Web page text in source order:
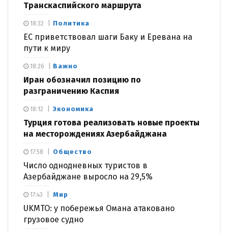
Транскаспийского маршрута
Политика
ЕС приветствовал шаги Баку и Еревана на
пути к миру
18:32
Важно
Иран обозначил позицию по
разграничению Каспия
18:26
Экономика
Турция готова реализовать новые проекты
на месторождениях Азербайджана
18:12
Общество
Число однодневных туристов в
Азербайджане выросло на 29,5%
17:58
Мир
UKMTO: у побережья Омана атаковано
грузовое судно
17:43